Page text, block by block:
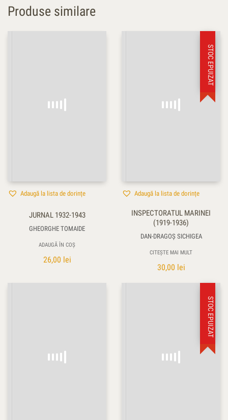
Produse similare
Adaugă la lista de dorințe
JURNAL 1932-1943
GHEORGHE TOMAIDE
ADAUGĂ ÎN COȘ
26,00 lei
STOC EPUIZAT
Adaugă la lista de dorințe
INSPECTORATUL MARINEI
(1919-1936)
DAN-DRAGOȘ SICHIGEA
CITEȘTE MAI MULT
30,00 lei
STOC EPUIZAT